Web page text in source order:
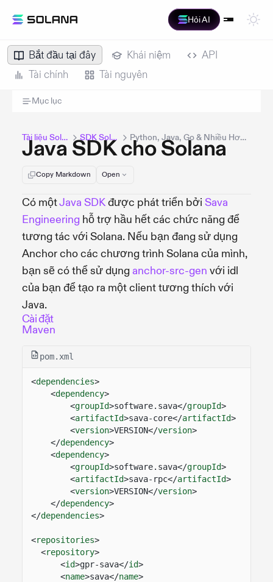
Hỏi AI
Bắt đầu tại đây Khái niệm
API
Tài chính
Tài nguyên
Mục lục
Tài liệu Solana SDK Solana Python, Java, Go & Nhiều Hơn Nữa
Java SDK cho Solana
Copy Markdown Open
Có mộtJava SDKđược phát triển bởi Sava
Engineering hỗ trợ hầu hết các chức năng để
tương tác với Solana. Nếu bạn đang sử dụng
Anchor cho các chương trình Solana của mình,
bạn sẽ có thể sử dụnganchor-src-gen với idl
của bạn để tạo ra một client tương thích với
Java.
Cài đặt
Maven
pom.xml
<dependencies>
<dependency>
<groupId>software.sava</groupId>
<artifactId>sava-core</artifactId>
<version>VERSION</version>
</dependency>
<dependency>
<groupId>software.sava</groupId>
<artifactId>sava-rpc</artifactId>
<version>VERSION</version>
</dependency>
</dependencies>
<repositories>
<repository>
<id>gpr-sava</id>
<name>sava</name>